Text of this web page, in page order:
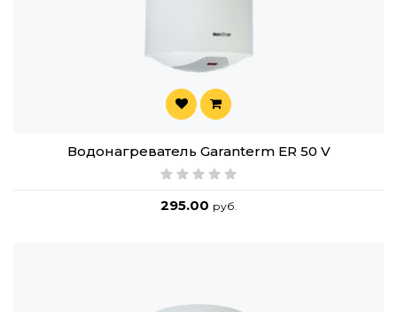
Водонагреватель Garanterm ER 50 V
295.00 руб.